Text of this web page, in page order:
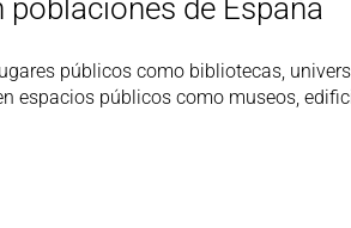
poblaciones de España
públicos como bibliotecas,
espacios públicos como museos,